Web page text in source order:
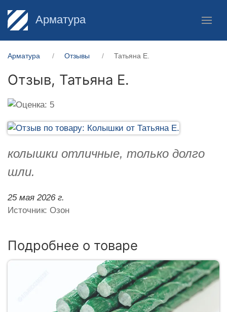
Арматура
Арматура Отзывы Татьяна Е.
Отзыв, Татьяна Е.
колышки отличные, только долго
шли.
25 мая 2026 г.
Источник: Озон
Подробнее о товаре